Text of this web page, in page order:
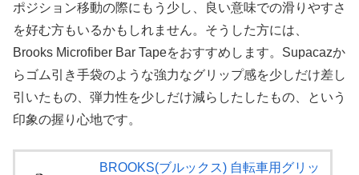
ポジション移動の際にもう少し、良い意味での滑りやすさ
を好む方もいるかもしれません。そうした方には、
Brooks Microfiber Bar Tapeをおすすめします。Supacazか
らゴム引き手袋のような強力なグリップ感を少しだけ差し
引いたもの、弾力性を少しだけ減らしたしたもの、という
印象の握り心地です。
BROOKS(ブルックス) 自転車用グリッ